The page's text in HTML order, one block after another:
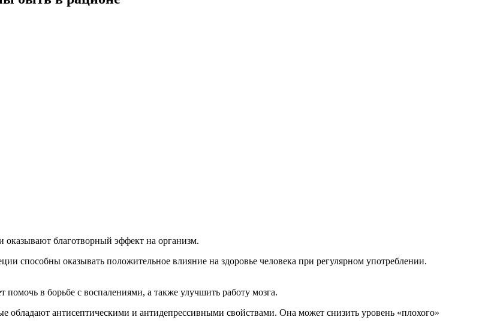
благотворный эффект на организм.
способны оказывать положительное влияние на здоровье человека при регулярном употреблении.
в борьбе с воспалениями, а также улучшить работу мозга.
обладают антисептическими и антидепрессивными свойствами. Она может снизить уровень «плохого»